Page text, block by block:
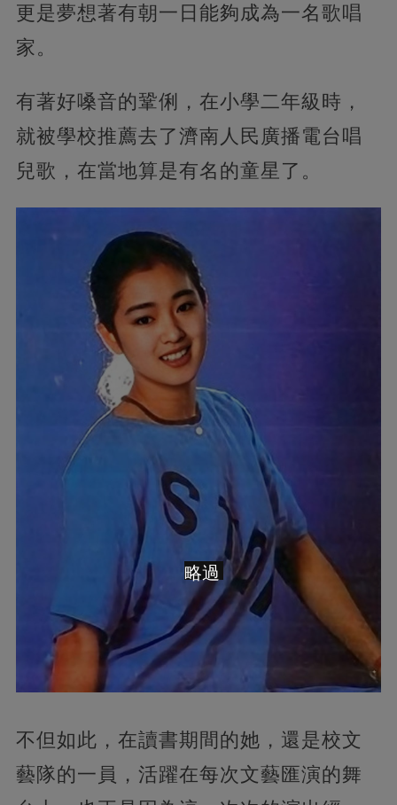
更是夢想著有朝一日能夠成為一名歌唱
家。
有著好嗓音的鞏俐，在小學二年級時，
就被學校推薦去了濟南人民廣播電台唱
兒歌，在當地算是有名的童星了。
不但如此，在讀書期間的她，還是校文
藝隊的一員，活躍在每次文藝匯演的舞
略過